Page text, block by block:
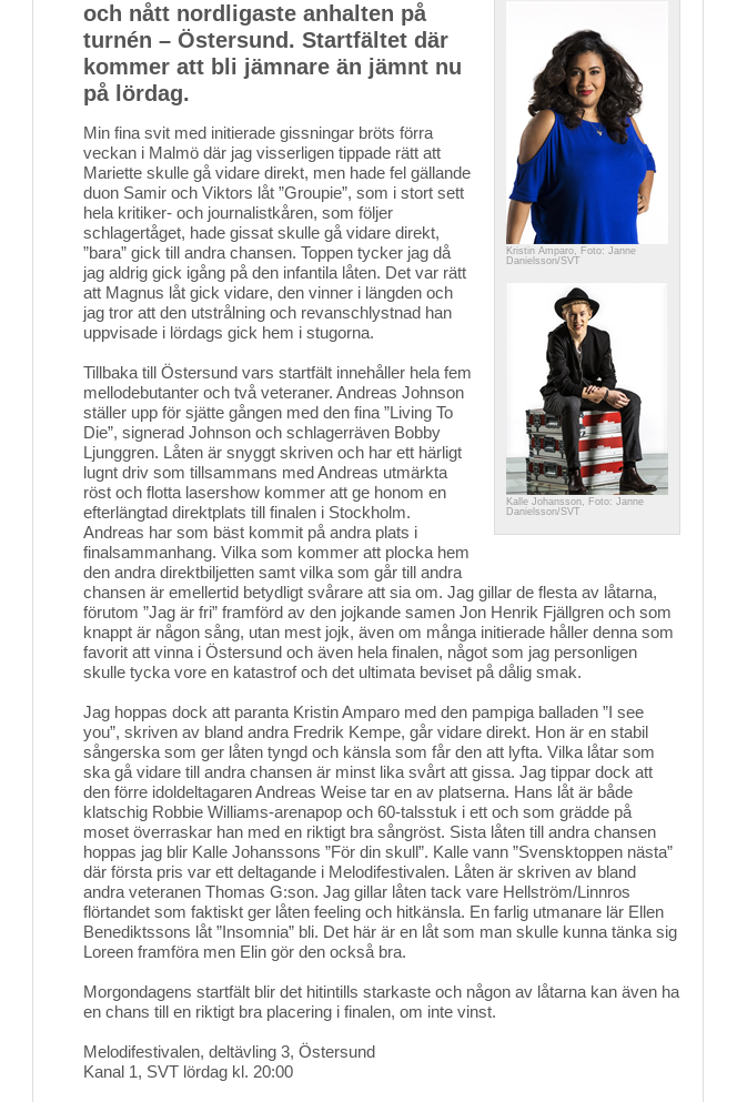
Kristin Amparo, Foto: Janne
Danielsson/SVT
Kalle Johansson, Foto: Janne
Danielsson/SVT
och nått nordligaste anhalten på
turnén – Östersund. Startfältet där
kommer att bli jämnare än jämnt nu
på lördag.
Min fina svit med initierade gissningar bröts förra
veckan i Malmö där jag visserligen tippade rätt att
Mariette skulle gå vidare direkt, men hade fel gällande
duon Samir och Viktors låt ”Groupie”, som i stort sett
hela kritiker- och journalistkåren, som följer
schlagertåget, hade gissat skulle gå vidare direkt,
”bara” gick till andra chansen. Toppen tycker jag då
jag aldrig gick igång på den infantila låten. Det var rätt
att Magnus låt gick vidare, den vinner i längden och
jag tror att den utstrålning och revanschlystnad han
uppvisade i lördags gick hem i stugorna.
Tillbaka till Östersund vars startfält innehåller hela fem
mellodebutanter och två veteraner. Andreas Johnson
ställer upp för sjätte gången med den fina ”Living To
Die”, signerad Johnson och schlagerräven Bobby
Ljunggren. Låten är snyggt skriven och har ett härligt
lugnt driv som tillsammans med Andreas utmärkta
röst och flotta lasershow kommer att ge honom en
efterlängtad direktplats till finalen i Stockholm.
Andreas har som bäst kommit på andra plats i
finalsammanhang. Vilka som kommer att plocka hem
den andra direktbiljetten samt vilka som går till andra
chansen är emellertid betydligt svårare att sia om. Jag gillar de flesta av låtarna,
förutom ”Jag är fri” framförd av den jojkande samen Jon Henrik Fjällgren och som
knappt är någon sång, utan mest jojk, även om många initierade håller denna som
favorit att vinna i Östersund och även hela finalen, något som jag personligen
skulle tycka vore en katastrof och det ultimata beviset på dålig smak.
Jag hoppas dock att paranta Kristin Amparo med den pampiga balladen ”I see
you”, skriven av bland andra Fredrik Kempe, går vidare direkt. Hon är en stabil
sångerska som ger låten tyngd och känsla som får den att lyfta. Vilka låtar som
ska gå vidare till andra chansen är minst lika svårt att gissa. Jag tippar dock att
den förre idoldeltagaren Andreas Weise tar en av platserna. Hans låt är både
klatschig Robbie Williams-arenapop och 60-talsstuk i ett och som grädde på
moset överraskar han med en riktigt bra sångröst. Sista låten till andra chansen
hoppas jag blir Kalle Johanssons ”För din skull”. Kalle vann ”Svensktoppen nästa”
där första pris var ett deltagande i Melodifestivalen. Låten är skriven av bland
andra veteranen Thomas G:son. Jag gillar låten tack vare Hellström/Linnros
flörtandet som faktiskt ger låten feeling och hitkänsla. En farlig utmanare lär Ellen
Benediktssons låt ”Insomnia” bli. Det här är en låt som man skulle kunna tänka sig
Loreen framföra men Elin gör den också bra.
Morgondagens startfält blir det hitintills starkaste och någon av låtarna kan även ha
en chans till en riktigt bra placering i finalen, om inte vinst.
Melodifestivalen, deltävling 3, Östersund
Kanal 1, SVT lördag kl. 20:00